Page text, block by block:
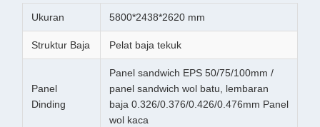
Ukuran 5800*2438*2620 mm
Struktur Baja Pelat baja tekuk
Panel
Dinding
Panel sandwich EPS 50/75/100mm /
panel sandwich wol batu, lembaran
baja 0.326/0.376/0.426/0.476mm Panel
wol kaca